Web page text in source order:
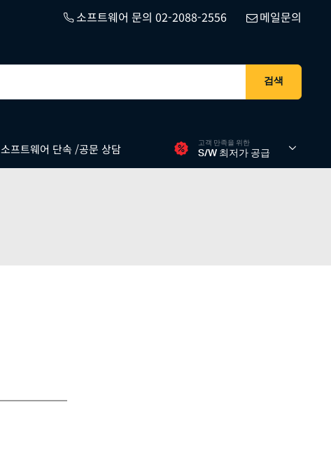
소프트웨어 문의 02-2088-2556 메일문의
검색
소프트웨어 단속 /공문 상담 고객 만족을 위한
S/W 최저가 공급